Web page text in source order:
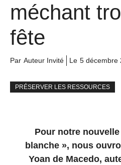
méchant
fête
Par Auteur Invité Le 5 décembre
PRÉSERVER LES RESSOURCES
Pour notre
blanche », nous
Yoan de Macedo,